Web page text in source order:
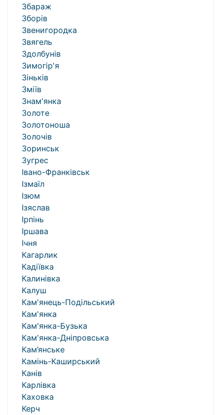
Збараж
Зборів
Звенигородка
Звягель
Здолбунів
Зимогір'я
Зіньків
Зміїв
Знам'янка
Золоте
Золотоноша
Золочів
Зоринськ
Зугрес
Івано-Франківськ
Ізмаїл
Ізюм
Ізяслав
Ірпінь
Іршава
Ічня
Кагарлик
Кадіївка
Калинівка
Калуш
Кам'янець-Подільський
Кам'янка
Кам'янка-Бузька
Кам'янка-Дніпровська
Кам’янське
Камінь-Каширський
Канів
Карлівка
Каховка
Керч